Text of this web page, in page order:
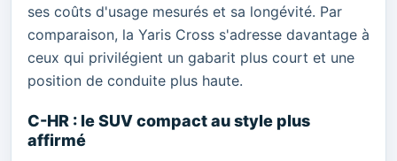
ses coûts d'usage mesurés et sa longévité. Par
comparaison, la Yaris Cross s'adresse davantage à
ceux qui privilégient un gabarit plus court et une
position de conduite plus haute.
C-HR : le SUV compact au style plus
affirmé